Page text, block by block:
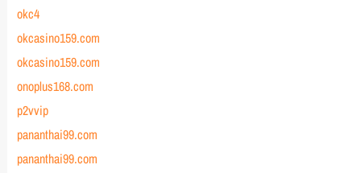
okc4
okcasino159.com
okcasino159.com
onoplus168.com
p2vvip
pananthai99.com
pananthai99.com